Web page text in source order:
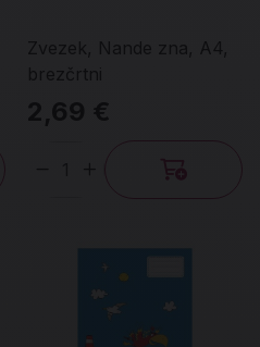
Zvezek, Nande zna, A4,
brezčrtni
2,69 €